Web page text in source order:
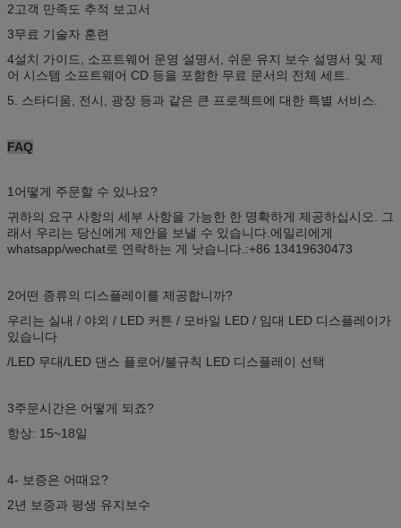
2고객 만족도 추적 보고서
3무료 기술자 훈련
4설치 가이드, 소프트웨어 운영 설명서, 쉬운 유지 보수 설명서 및 제
어 시스템 소프트웨어 CD 등을 포함한 무료 문서의 전체 세트.
5. 스타디움, 전시, 광장 등과 같은 큰 프로젝트에 대한 특별 서비스.
FAQ
1어떻게 주문할 수 있나요?
귀하의 요구 사항의 세부 사항을 가능한 한 명확하게 제공하십시오. 그
래서 우리는 당신에게 제안을 보낼 수 있습니다.에밀리에게
whatsapp/wechat로 연락하는 게 낫습니다.:+86 13419630473
2어떤 종류의 디스플레이를 제공합니까?
우리는 실내 / 야외 / LED 커튼 / 모바일 LED / 임대 LED 디스플레이가
있습니다
/LED 무대/LED 댄스 플로어/불규칙 LED 디스플레이 선택
3주문시간은 어떻게 되죠?
항상: 15~18일
4- 보증은 어때요?
2년 보증과 평생 유지보수